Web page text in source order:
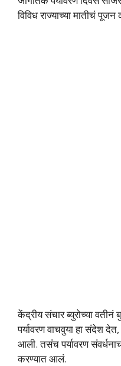
विविध राज्याच्या मातीचं
केंद्रीय संचार ब्युरोच्या
पर्यावरण वाचवुयाहा संदेश देत,
आली. तसंच पर्यावरण
करण्यात आलं.